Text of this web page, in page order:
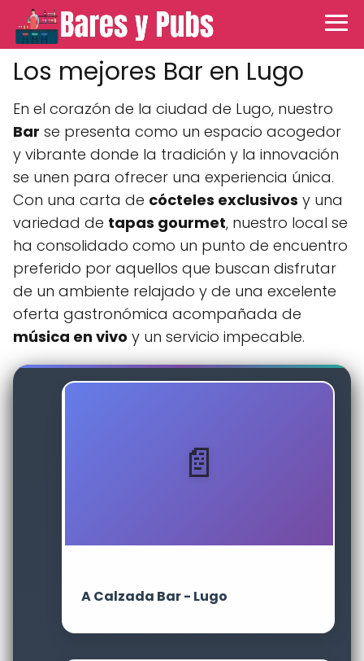
Los mejores Bar en Lugo
En el corazón de la ciudad de Lugo, nuestro
Bar se presenta como un espacio acogedor
y vibrante donde la tradición y la innovación
se unen para ofrecer una experiencia única.
Con una carta de cócteles exclusivos y una
variedad de tapas gourmet, nuestro local se
ha consolidado como un punto de encuentro
preferido por aquellos que buscan disfrutar
de un ambiente relajado y de una excelente
oferta gastronómica acompañada de
música en vivo y un servicio impecable.
A Calzada Bar - Lugo